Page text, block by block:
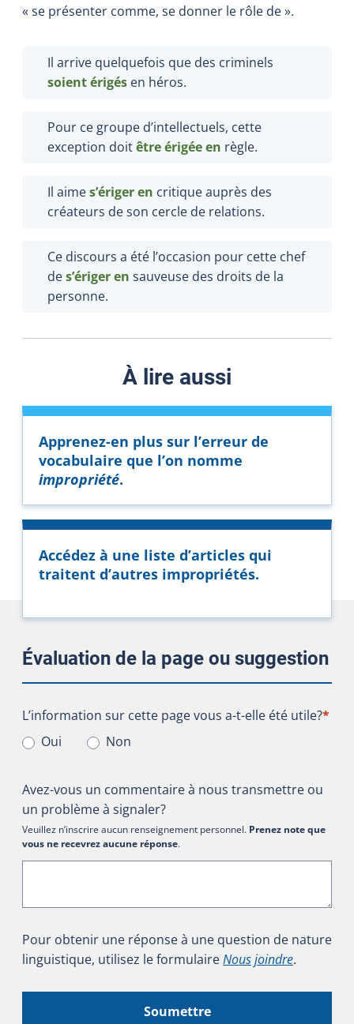
« se présenter comme, se donner le rôle de ».
Il arrive quelquefois que des criminels
soient érigés en héros.
Pour ce groupe d’intellectuels, cette
exception doitêtre érigée en règle.
Il aimes’ériger en critique auprès des
créateurs de son cercle de relations.
Ce discours a été l’occasion pour cette chef
des’ériger en sauveuse des droits de la
personne.
À lire aussi
Apprenez-en plus sur l’erreur de
vocabulaire que l’on nomme
impropriété.
Accédez à une liste d’articles qui
traitent d’autres impropriétés.
Évaluation de la page ou suggestion
L’information sur cette page vous a-t-elle été utile?
L’information sur cette page vous a-t-elle été utile?*
Oui
Non
Avez-vous un commentaire à nous transmettre ou
un problème à signaler?
Veuillez n’inscrire aucun renseignement personnel. Prenez note que
vous ne recevrez aucune réponse.
Pour obtenir une réponse à une question de nature
linguistique, utilisez le formulaireNous joindre.
Soumettre